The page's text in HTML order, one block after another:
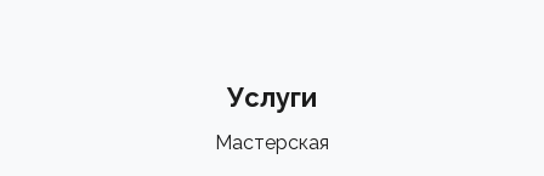
Услуги
Мастерская